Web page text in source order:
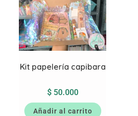
Kit papelería capibara
$50.000
Añadir al carrito